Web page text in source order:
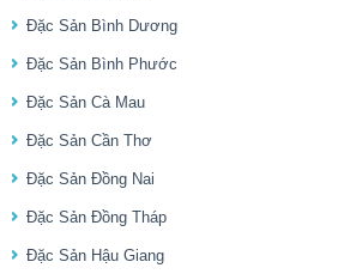
Đặc Sản Bình Dương
Đặc Sản Bình Phước
Đặc Sản Cà Mau
Đặc Sản Cần Thơ
Đặc Sản Đồng Nai
Đặc Sản Đồng Tháp
Đặc Sản Hậu Giang